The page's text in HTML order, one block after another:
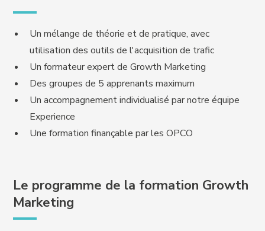
Un mélange de théorie et de pratique, avec
utilisation des outils de l'acquisition de trafic
Un formateur expert de Growth Marketing
Des groupes de 5 apprenants maximum
Un accompagnement individualisé par notre équipe
Experience
Une formation finançable par les OPCO
Le programme de la formation Growth
Marketing